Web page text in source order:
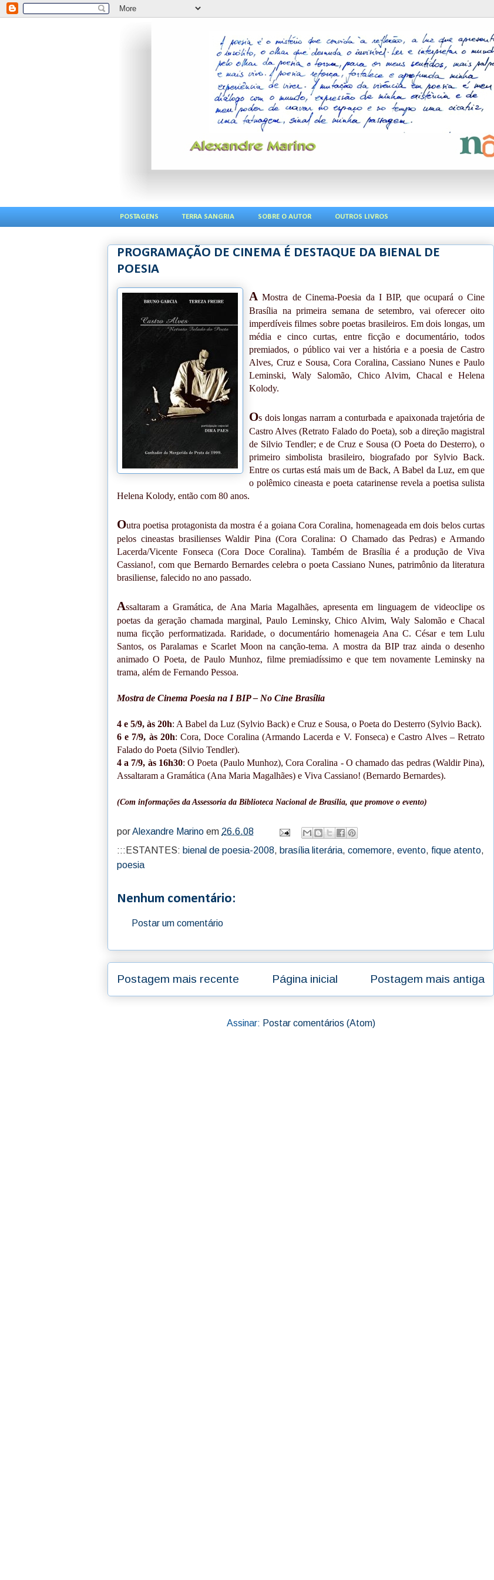
POSTAGENS TERRA SANGRIA SOBRE O AUTOR OUTROS LIVROS
PROGRAMAÇÃO DE CINEMA É DESTAQUE DA BIENAL DE
POESIA
A Mostra de Cinema-Poesia da I BIP, que ocupará o Cine
Brasília na primeira semana de setembro, vai oferecer oito
imperdíveis filmes sobre poetas brasileiros. Em dois longas, um
média e cinco curtas, entre ficção e documentário, todos
premiados, o público vai ver a história e a poesia de Castro
Alves, Cruz e Sousa, Cora Coralina, Cassiano Nunes e Paulo
Leminski, Waly Salomão, Chico Alvim, Chacal e Helena
Kolody.
Os dois longas narram a conturbada e apaixonada trajetória de
Castro Alves (Retrato Falado do Poeta), sob a direção magistral
de Silvio Tendler; e de Cruz e Sousa (O Poeta do Desterro), o
primeiro simbolista brasileiro, biografado por Sylvio Back.
Entre os curtas está mais um de Back, A Babel da Luz, em que
o polêmico cineasta e poeta catarinense revela a poetisa sulista
Helena Kolody, então com 80 anos.
Outra poetisa protagonista da mostra é a goiana Cora Coralina, homenageada em dois belos curtas
pelos cineastas brasilienses Waldir Pina (Cora Coralina: O Chamado das Pedras) e Armando
Lacerda/Vicente Fonseca (Cora Doce Coralina). Também de Brasília é a produção de Viva
Cassiano!, com que Bernardo Bernardes celebra o poeta Cassiano Nunes, patrimônio da literatura
brasiliense, falecido no ano passado.
Assaltaram a Gramática, de Ana Maria Magalhães, apresenta em linguagem de videoclipe os
poetas da geração chamada marginal, Paulo Leminsky, Chico Alvim, Waly Salomão e Chacal
numa ficção performatizada. Raridade, o documentário homenageia Ana C. César e tem Lulu
Santos, os Paralamas e Scarlet Moon na canção-tema. A mostra da BIP traz ainda o desenho
animado O Poeta, de Paulo Munhoz, filme premiadíssimo e que tem novamente Leminsky na
trama, além de Fernando Pessoa.
Mostra de Cinema Poesia na I BIP – No Cine Brasília
4 e 5/9, às 20h: A Babel da Luz (Sylvio Back) e Cruz e Sousa, o Poeta do Desterro (Sylvio Back).
6 e 7/9, às 20h: Cora, Doce Coralina (Armando Lacerda e V. Fonseca) e Castro Alves – Retrato
Falado do Poeta (Silvio Tendler).
4 a 7/9, às 16h30: O Poeta (Paulo Munhoz), Cora Coralina - O chamado das pedras (Waldir Pina),
Assaltaram a Gramática (Ana Maria Magalhães) e Viva Cassiano! (Bernardo Bernardes).
(Com informações da Assessoria da Biblioteca Nacional de Brasília, que promove o evento)
porAlexandre Marino em 26.6.08
:::ESTANTES: bienal de poesia-2008, brasília literária, comemore, evento, fique atento,
poesia
Nenhum comentário:
Postar um comentário
Postagem mais recente Postagem mais antiga
Página inicial
Assinar: Postar comentários (Atom)